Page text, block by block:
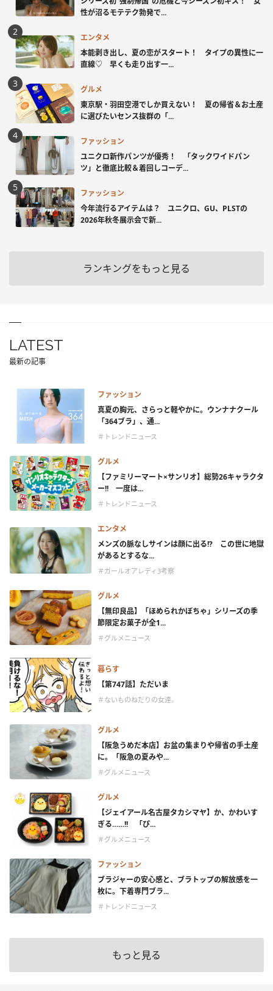
性が沼るモテテク勃発で...
エンタメ
本能剥き出し、夏の恋がスタート！ タイプの異性に一
直線♡ 早くも走り出す一...
グルメ
東京駅・羽田空港でしか買えない！ 夏の帰省＆お土産
に選びたいセンス抜群の「...
ファッション
ユニクロ新作パンツが優秀！ 「タックワイドパン
ツ」と徹底比較＆着回しコーデ...
ファッション
今年流行るアイテムは？ ユニクロ、GU、PLSTの
2026年秋冬展示会で新...
ランキングをもっと見る
LATEST
最新の記事
ファッション
真夏の胸元、さらっと軽やかに。ウンナナクール
「364ブラ」、通...
＃トレンドニュース
グルメ
【ファミリーマート×サンリオ】総勢26キャラクタ
ー!! 一度は...
＃トレンドニュース
エンタメ
メンズの脈なしサインは顔に出る!? この世に地獄
があるとするな...
＃ガールオアレディ3考察
グルメ
【無印良品】「ほめられかぼちゃ」シリーズの季
節限定お菓子が全1...
＃グルメニュース
暮らす
【第747話】ただいま
＃ないものねだりの女達。
グルメ
【阪急うめだ本店】お盆の集まりや帰省の手土産
に。「阪急の夏みや...
＃グルメニュース
グルメ
【ジェイアール名古屋タカシマヤ】か、かわいす
ぎる……!! 「ぴ...
＃グルメニュース
ファッション
ブラジャーの安心感と、ブラトップの解放感を一
枚に。下着専門ブラ...
＃トレンドニュース
もっと見る